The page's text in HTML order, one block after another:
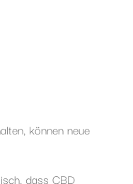
können neue
dass CBD